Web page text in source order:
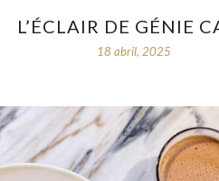
L’ÉCLAIR DE GÉNIE
18 abril, 2025